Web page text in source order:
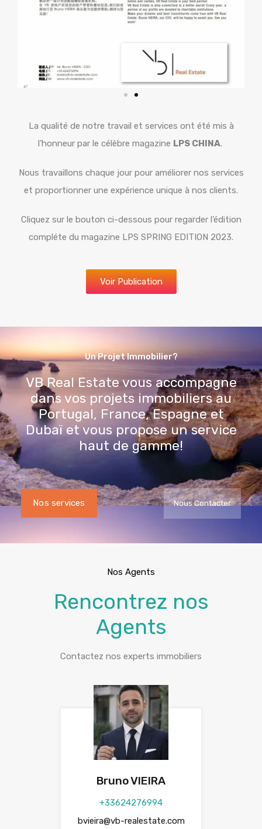
La qualité de notre travail et services ont été mis à
l’honneur par le célèbre magazine LPS CHINA.
Nous travaillons chaque jour pour améliorer nos services
et proportionner une expérience unique à nos clients.
Cliquez sur le bouton ci-dessous pour regarder l’édition
compléte du magazine LPS SPRING EDITION 2023.
Voir Publication
Un Projet Immobilier?
VB Real Estate vous accompagne
dans vos projets immobiliers au
Portugal, France, Espagne et
Dubaï et vous propose un service
haut de gamme!
Nos services Nous Contacter
Nos Agents
Rencontrez nos
Agents
Contactez nos experts immobiliers
Bruno VIEIRA
+33624276994
bvieira@vb-realestate.com